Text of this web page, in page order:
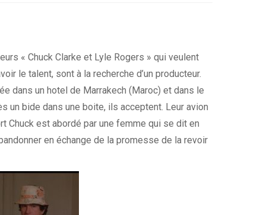
« Chuck Clarke et Lyle Rogers » qui veulent
le talent, sont à la recherche d’un producteur.
dans un hotel de Marrakech (Maroc) et dans le
un bide dans une boite, ils acceptent. Leur avion
Chuck est abordé par une femme qui se dit en
en échange de la promesse de la revoir